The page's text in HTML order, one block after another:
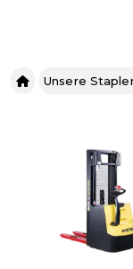
Unsere